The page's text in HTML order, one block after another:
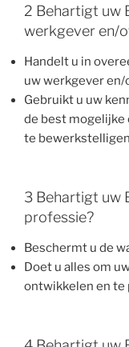
2 Behartigt uw
werkgever en/
Handelt u in
uw werkgever en/
Gebruikt u uw
de best mogelijke
te
3 Behartigt uw
professie?
Beschermt u de
Doet u alles om
ontwikkelen en te